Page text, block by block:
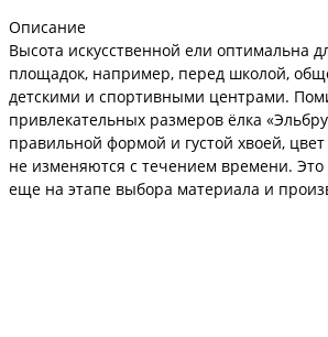
Описание
Высота искусственной ели оптимальна
площадок, например, перед школой,
детскими и спортивными центрами.
привлекательных размеров ёлка
правильной формой и густой хвоей, цвет
не изменяются с течением времени. Это
еще на этапе выбора материала и